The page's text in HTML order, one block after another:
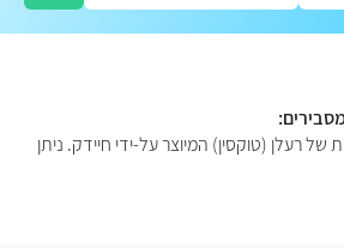
רעלן (טוקסין) המיוצר על-ידי חיידק. ניתן